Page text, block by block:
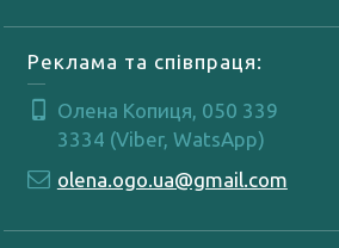
Реклама та співпраця:
Олена Копиця, 050 339
3334 (Viber, WatsApp)
olena.ogo.ua@gmail.com